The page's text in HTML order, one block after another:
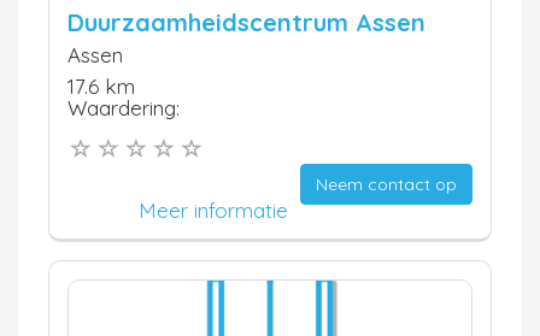
Duurzaamheidscentrum Assen
Assen
17.6 km
Waardering:
Neem contact op
Meer informatie